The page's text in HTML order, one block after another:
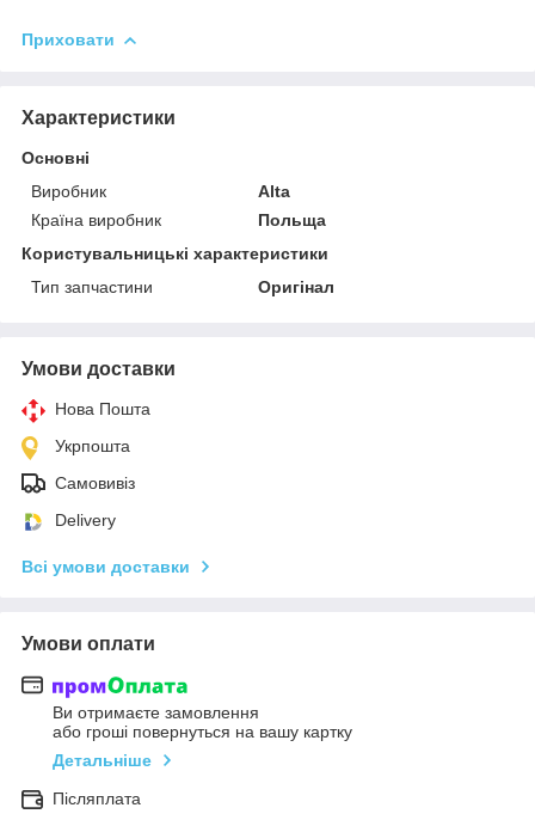
Приховати
Характеристики
Основні
Виробник
Alta
Країна виробник
Польща
Користувальницькі характеристики
Тип запчастини
Оригінал
Умови доставки
Нова Пошта
Укрпошта
Самовивіз
Delivery
Всі умови доставки
Умови оплати
Ви отримаєте замовлення
або гроші повернуться на вашу картку
Детальніше
Післяплата